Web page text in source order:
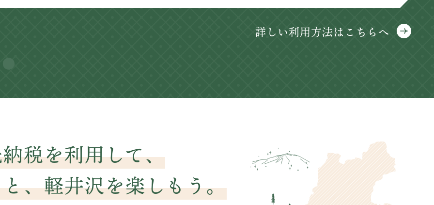
詳しい利用方法はこちらへ
税を利用して、
、軽井沢を楽しもう。